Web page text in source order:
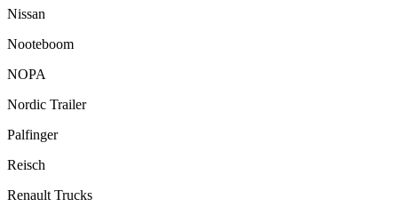
Nissan
Nooteboom
NOPA
Nordic Trailer
Palfinger
Reisch
Renault Trucks